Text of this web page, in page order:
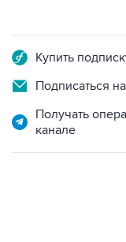
Купить
Подписаться
Получать
канале